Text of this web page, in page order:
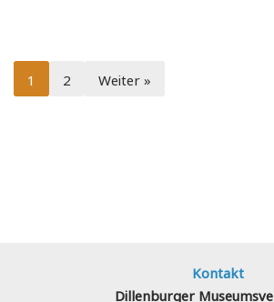
1 2 Weiter »
Kontakt
Dillenburger